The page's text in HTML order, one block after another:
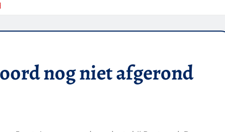
nog niet afgerond